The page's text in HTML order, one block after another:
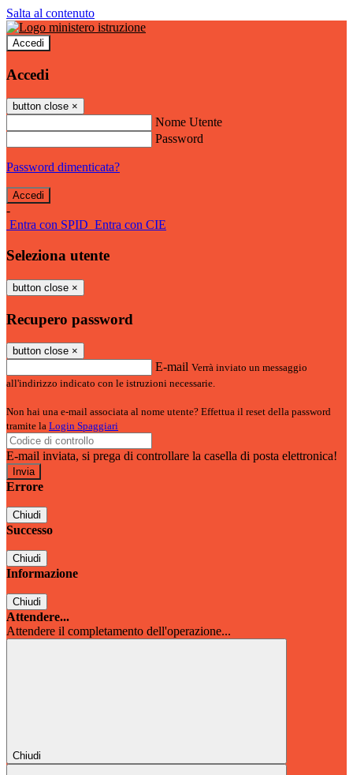
Salta al contenuto
Accedi
Accedi
button close ×
Nome Utente
Password
Password dimenticata?
-
Entra con SPID Entra con CIE
Seleziona utente
button close ×
Recupero password
button close ×
E-mail Verrà inviato un messaggio
all'indirizzo indicato con le istruzioni necessarie.
Non hai una e-mail associata al nome utente? Effettua il reset della password
tramite la Login Spaggiari
E-mail inviata, si prega di controllare la casella di posta elettronica!
Errore
Chiudi
Successo
Chiudi
Informazione
Chiudi
Attendere...
Attendere il completamento dell'operazione...
Chiudi